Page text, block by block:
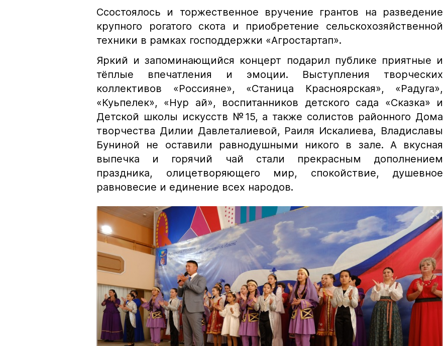
Ссостоялось и торжественное вручение грантов на разведение
крупного рогатого скота и приобретение сельскохозяйственной
техники в рамках господдержки «Агростартап».
Яркий и запоминающийся концерт подарил публике приятные и
тёплые впечатления и эмоции. Выступления творческих
коллективов «Россияне», «Станица Красноярская», «Радуга»,
«Куьпелек», «Нур ай», воспитанников детского сада «Сказка» и
Детской школы искусств №15, а также солистов районного Дома
творчества Дилии Давлеталиевой, Раиля Искалиева, Владиславы
Буниной не оставили равнодушными никого в зале. А вкусная
выпечка и горячий чай стали прекрасным дополнением
праздника, олицетворяющего мир, спокойствие, душевное
равновесие и единение всех народов.